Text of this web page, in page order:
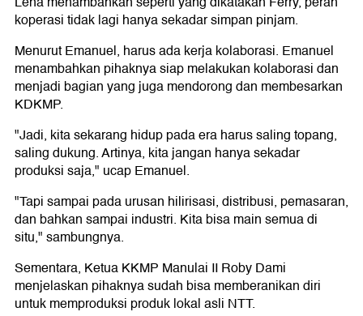
koperasi tidak lagi hanya sekadar simpan pinjam.
Menurut Emanuel, harus ada kerja kolaborasi. Emanuel
menambahkan pihaknya siap melakukan kolaborasi dan
menjadi bagian yang juga mendorong dan membesarkan
KDKMP.
"Jadi, kita sekarang hidup pada era harus saling topang,
saling dukung. Artinya, kita jangan hanya sekadar
produksi saja," ucap Emanuel.
"Tapi sampai pada urusan hilirisasi, distribusi, pemasaran,
dan bahkan sampai industri. Kita bisa main semua di
situ," sambungnya.
Sementara, Ketua KKMP Manulai II Roby Dami
menjelaskan pihaknya sudah bisa memberanikan diri
untuk memproduksi produk lokal asli NTT.